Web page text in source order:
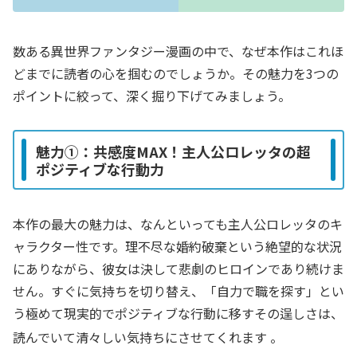
数ある異世界ファンタジー漫画の中で、なぜ本作はこれほ
どまでに読者の心を掴むのでしょうか。その魅力を3つの
ポイントに絞って、深く掘り下げてみましょう。
魅力①：共感度MAX！主人公ロレッタの超
ポジティブな行動力
本作の最大の魅力は、なんといっても主人公ロレッタのキ
ャラクター性です。理不尽な婚約破棄という絶望的な状況
にありながら、彼女は決して悲劇のヒロインであり続けま
せん。すぐに気持ちを切り替え、「自力で職を探す」とい
う極めて現実的でポジティブな行動に移すその逞しさは、
読んでいて清々しい気持ちにさせてくれます 。